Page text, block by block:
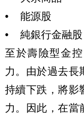
• 能源股
• 純銀行金融股
至於壽險型金
力。由於過去長
持續下跌，將影
力。因此，在當